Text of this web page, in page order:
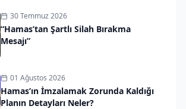
30 Temmuz 2026
“Hamas’tan Şartlı Silah Bırakma
Mesajı”
01 Ağustos 2026
Hamas’ın İmzalamak Zorunda Kaldığı
Planın Detayları Neler?